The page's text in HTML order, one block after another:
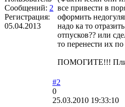
Сообщений: 2
Регистрация:
05.04.2013
все привести в
оформить
надо ка то
отпусков?? или
то перенести их
ПОМОГИТЕ!!!
#2
0
25.03.2010 19:33:10